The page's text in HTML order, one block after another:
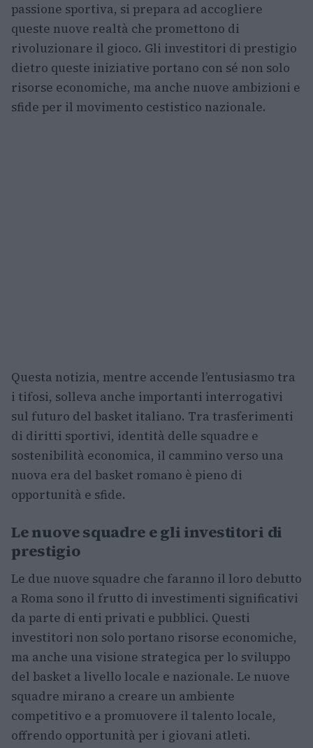
passione sportiva, si prepara ad accogliere
queste nuove realtà che promettono di
rivoluzionare il gioco. Gli investitori di prestigio
dietro queste iniziative portano con sé non solo
risorse economiche, ma anche nuove ambizioni e
sfide per il movimento cestistico nazionale.
Questa notizia, mentre accende l’entusiasmo tra
i tifosi, solleva anche importanti interrogativi
sul futuro del basket italiano. Tra trasferimenti
di diritti sportivi, identità delle squadre e
sostenibilità economica, il cammino verso una
nuova era del basket romano è pieno di
opportunità e sfide.
Le nuove squadre e gli investitori di
prestigio
Le due nuove squadre che faranno il loro debutto
a Roma sono il frutto di investimenti significativi
da parte di enti privati e pubblici. Questi
investitori non solo portano risorse economiche,
ma anche una visione strategica per lo sviluppo
del basket a livello locale e nazionale. Le nuove
squadre mirano a creare un ambiente
competitivo e a promuovere il talento locale,
offrendo opportunità per i giovani atleti.